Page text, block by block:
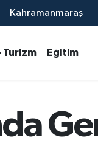
Kahramanmaraş
Turizm Eğitim